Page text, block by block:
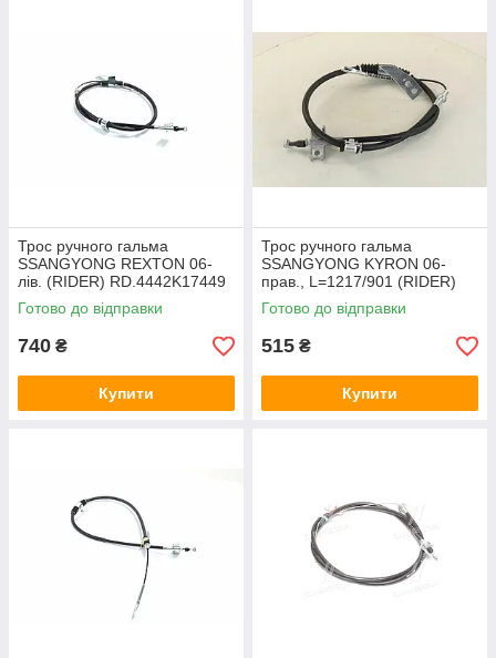
Трос ручного гальма
SSANGYONG REXTON 06-
лів. (RIDER) RD.4442K17449
Готово до відправки
740 ₴
Купити
Трос ручного гальма
SSANGYONG KYRON 06-
прав., L=1217/901 (RIDER)
RD.4442K10078
Готово до відправки
515 ₴
Купити